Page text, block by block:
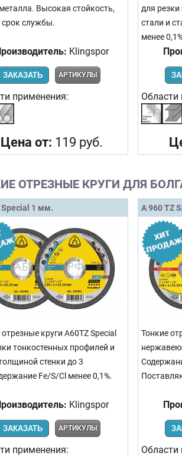
Высокая стойкость,
срок службы.
Klingspor
ЗАКАЗАТЬ АРТИКУЛЫ
применения:
Цена от: 119 руб.
для
стали и
менее
Области
ОТРЕЗНЫЕ КРУГИ ДЛЯ
Special 1 мм.
круги A60TZ Special
тонкостенных профилей и
стенки до 3
Fe/S/Сl менее 0,1%.
Klingspor
ЗАКАЗАТЬ АРТИКУЛЫ
применения:
A 960 TZ
Тонкие
Области